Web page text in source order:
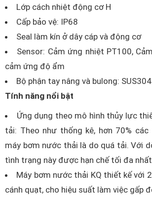
Lớp cách nhiệt động cơ H
Cấp bảo vệ: IP68
Seal làm kín ở dây cáp và động cơ
Sensor: Cảm ứng nhiệt PT100,
cảm ứng độ ẩm
Bộ phận tay nâng và bulong: SUS304
Tính năng nổi bật
Ứng dụng theo mô hình thủy lực
tải: Theo như thống kê, hơn 70%
máy bơm nước thải là do quá tải. Với
tình trạng này được hạn chế tối đa
Máy bơm nước thải KQ thiết kế với
cánh quạt, cho hiệu suất làm việc gấp